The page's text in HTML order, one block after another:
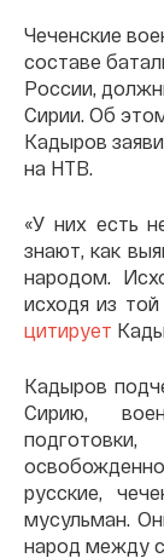
Чеченские
составе
России,
Сирии. Об
Кадыров
на НТВ.
«У них есть
знают, как
народом.
исходя из
цитирует
Кадыров
Сирию,
русские,
мусульман.
народ между